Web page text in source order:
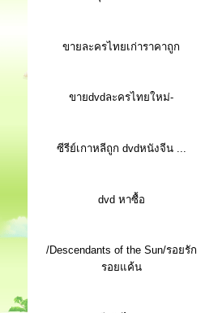
ขายละครไทยเก่าราคาถูก
ขายdvdละครไทยใหม่-
ซีรีย์เกาหลีถูก dvdหนังจีน ...
dvd หาซื้อ
/Descendants of the Sun/รอยรัก
รอยแค้น